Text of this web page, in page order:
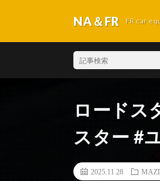
NA＆FR FR car
ロードス
スター #
2025.11.28